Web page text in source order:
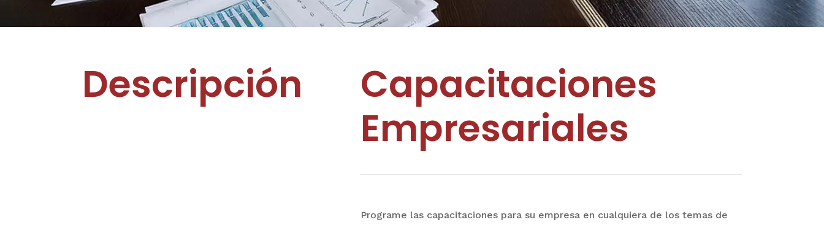
Descripción
Capacitaciones
Empresariales
Programe las capacitaciones para su empresa en cualquiera de los temas de